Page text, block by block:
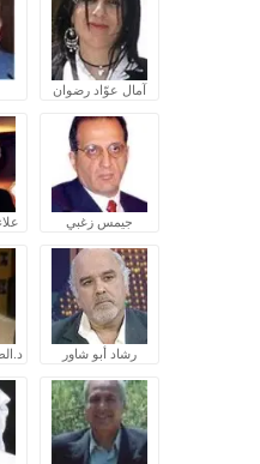
آمال عوّاد رضوان
جيمس زغبي
رشاد أبو شاور